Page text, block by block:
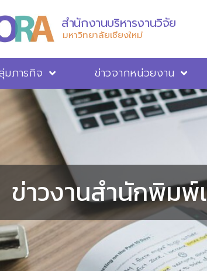
สำนักงานบริหารงานวิจัย
มหาวิทยาลัยเชียงใหม่
มภารกิจ ข่าวจากหน่วยงาน
ข่าวงานสำนักพิมพ์